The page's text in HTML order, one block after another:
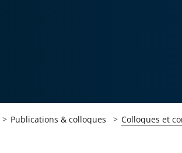
Publications & colloques Colloques et